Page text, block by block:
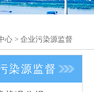
心 > 企业污染源监督
染源监督